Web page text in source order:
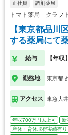
正社員 調剤薬局
トマト薬局 クラフ
【東京都品川
する薬局にて
給与 【年
勤務地 東京都
アクセス 東急大
年収700万円以上可 新
産休・育休取得実績有り